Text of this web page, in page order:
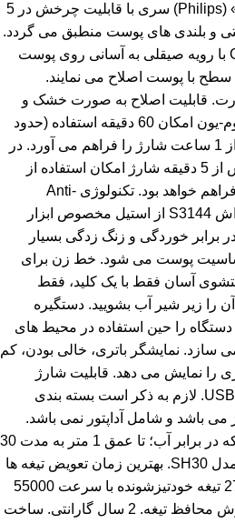
ریش تراش S3144 «فیلیپس» (Philips) سری با قابلیت چرخش در 5
و بلندی های پوست منطبق می گردد.
تیغه های ComfortCut Blades با رویه صیقلی به آسانی روی پوست
با پوست اصلاح می نمایند.
قابلیت اصلاح به صورت خشک و
مرطوب. باطری قدرتمند لیتیوم-یون امکان 60 دقیقه استفاده (حدود
20 بار اصلاح) بدون سیم پس از 1 ساعت شارژ را فراهم می آورد. در
صورت خالی بودن باطری، پس از 5 دقیقه شارژ امکان استفاده از
دستگاه برای یک اصلاح کامل فراهم خواهد بود. تکنولوژی Anti-
Corrosion: تیغه های ریش تراش S3144 از استیل مخصوص ابزار
خوردگی و زنگ زدگی بسیار
حساسیت پوست می شود. خط زن برای
آسان فقط با یک کلید، فقط
را زیر شیر آب بشویید. دستگیره
را حین استفاده در محیط های
نمایشگر باتری، خالی بودن، کم
را نمایش می دهد. قابلیت شارژ
ماشین اصلاح از طریق درگاه USB. لازم به ذکر است بسته بندی
باشد و شامل آداپتور نمی باشد.
دارای گواهی استاندارد IPX7 که در برابر آب؛ تا عمق 1 متر به مدت 30
دقیقه مقاوم است. تیغه های مدل SH30. بهترین زمان تعویض تیغه ها
2 سال بعد از اولین استفاده. 27 تیغه خودتیزشونده با سرعت 55000
برش مو در دقیقه. دارای درپوش محافظ تیغه. 2 سال گارانتی. ساخت